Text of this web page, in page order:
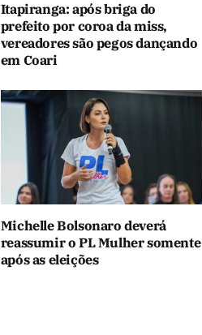
Itapiranga: após briga do
prefeito por coroa da miss,
vereadores são pegos dançando
em Coari
Michelle Bolsonaro deverá
reassumir o PL Mulher somente
após as eleições